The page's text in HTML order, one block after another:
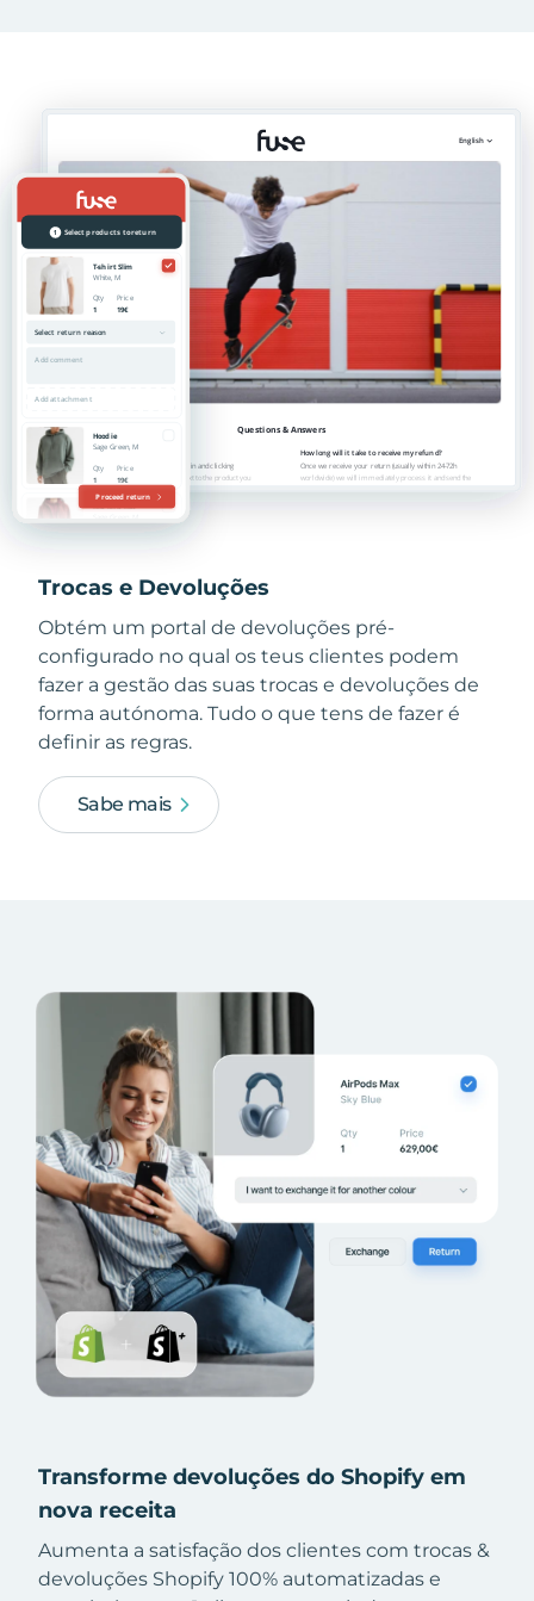
Trocas e Devoluções
Obtém um portal de devoluções pré-
configurado no qual os teus clientes podem
fazer a gestão das suas trocas e devoluções de
forma autónoma. Tudo o que tens de fazer é
definir as regras.
Sabe mais
Transforme devoluções do Shopify em
nova receita
Aumenta a satisfação dos clientes com trocas &
devoluções Shopify 100% automatizadas e